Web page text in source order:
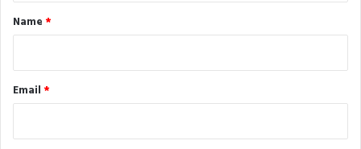
*
Name *
Email *